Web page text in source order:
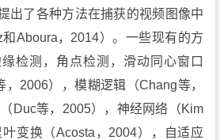
出了各种方法在捕获的视频图像中
Aboura，2014）。一些现有的方
检测，角点检测，滑动同心窗口
，2006），模糊逻辑（Chang等，
Duc等，2005），神经网络（Kim
变换（Acosta，2004），自适应